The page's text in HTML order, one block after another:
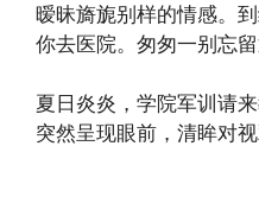
暧昧旖旎别样的情感。
你去医院。匆匆一别忘留
夏日炎炎，学院军训请
突然呈现眼前，清眸对视